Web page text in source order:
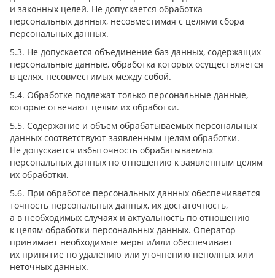
и законных целей. Не допускается обработка
персональных данных, несовместимая с целями сбора
персональных данных.
5.3. Не допускается объединение баз данных, содержащих
персональные данные, обработка которых осуществляется
в целях, несовместимых между собой.
5.4. Обработке подлежат только персональные данные,
которые отвечают целям их обработки.
5.5. Содержание и объем обрабатываемых персональных
данных соответствуют заявленным целям обработки.
Не допускается избыточность обрабатываемых
персональных данных по отношению к заявленным целям
их обработки.
5.6. При обработке персональных данных обеспечивается
точность персональных данных, их достаточность,
а в необходимых случаях и актуальность по отношению
к целям обработки персональных данных. Оператор
принимает необходимые меры и/или обеспечивает
их принятие по удалению или уточнению неполных или
неточных данных.